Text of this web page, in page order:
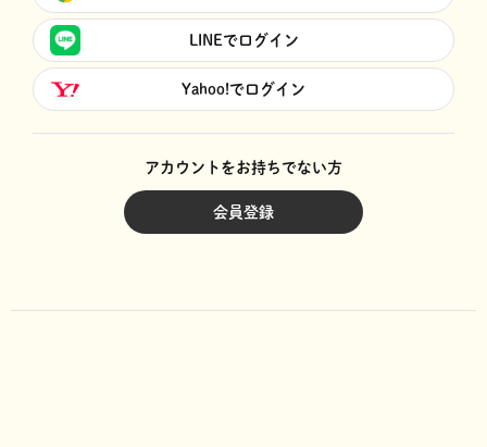
LINEでログイン
Yahoo!でログイン
アカウントをお持ちでない方
会員登録